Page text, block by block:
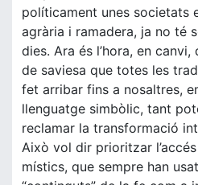
políticament unes societats
agrària i ramadera, ja no té
dies. Ara és l’hora, en
de saviesa que totes les
fet arribar fins a nosaltres,
llenguatge simbòlic, tant
reclamar la transformació
Això vol dir prioritzar
místics, que sempre han